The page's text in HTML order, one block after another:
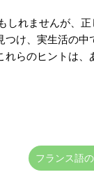
しれませんが、
つけ、実生活の
らのヒントは
フランス語